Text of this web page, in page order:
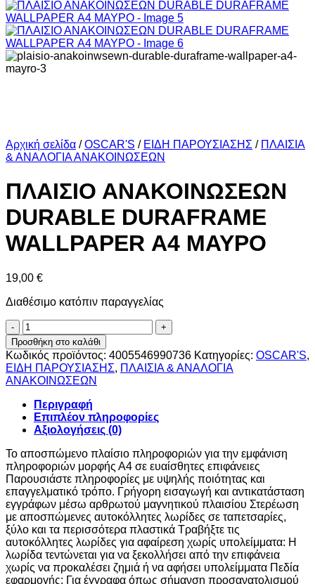
Αρχική σελίδα / OSCAR'S / ΕΙΔΗ ΠΑΡΟΥΣΙΑΣΗΣ / ΠΛΑΙΣΙΑ
& ΑΝΑΛΟΓΙΑ ΑΝΑΚΟΙΝΩΣΕΩΝ
ΠΛΑΙΣΙΟ ΑΝΑΚΟΙΝΩΣΕΩΝ
DURABLE DURAFRAME
WALLPAPER Α4 ΜΑΥΡΟ
19,00 €
Διαθέσιμο κατόπιν παραγγελίας
ΠΛΑΙΣΙΟ
ΑΝΑΚΟΙΝΩΣΕΩΝ
DURABLE
DURAFRAME
WALLPAPER
Α4
ΜΑΥΡΟ
ποσότητα
Προσθήκη στο καλάθι
Κωδικός προϊόντος: 4005546990736 Κατηγορίες: OSCAR'S,
ΕΙΔΗ ΠΑΡΟΥΣΙΑΣΗΣ, ΠΛΑΙΣΙΑ & ΑΝΑΛΟΓΙΑ
ΑΝΑΚΟΙΝΩΣΕΩΝ
Περιγραφή
Επιπλέον πληροφορίες
Αξιολογήσεις (0)
Το αποσπώμενο πλαίσιο πληροφοριών για την εμφάνιση
πληροφοριών μορφής Α4 σε ευαίσθητες επιφάνειες
Παρουσιάστε πληροφορίες με υψηλής ποιότητας και
επαγγελματικό τρόπο. Γρήγορη εισαγωγή και αντικατάσταση
εγγράφων μέσω αρθρωτού μαγνητικού πλαισίου Στερέωση
με αποσπώμενες αυτοκόλλητες λωρίδες σε ταπετσαρίες,
ξύλο και τα περισσότερα πλαστικά Τραβήξτε τις
αυτοκόλλητες λωρίδες για αφαίρεση χωρίς υπολείμματα: Η
λωρίδα τεντώνεται για να ξεκολλήσει από την επιφάνεια
χωρίς να προκαλέσει ζημιά ή να αφήσει υπολείμματα Πεδία
εφαρμογής: Για έγγραφα όπως σήμανση προσανατολισμού